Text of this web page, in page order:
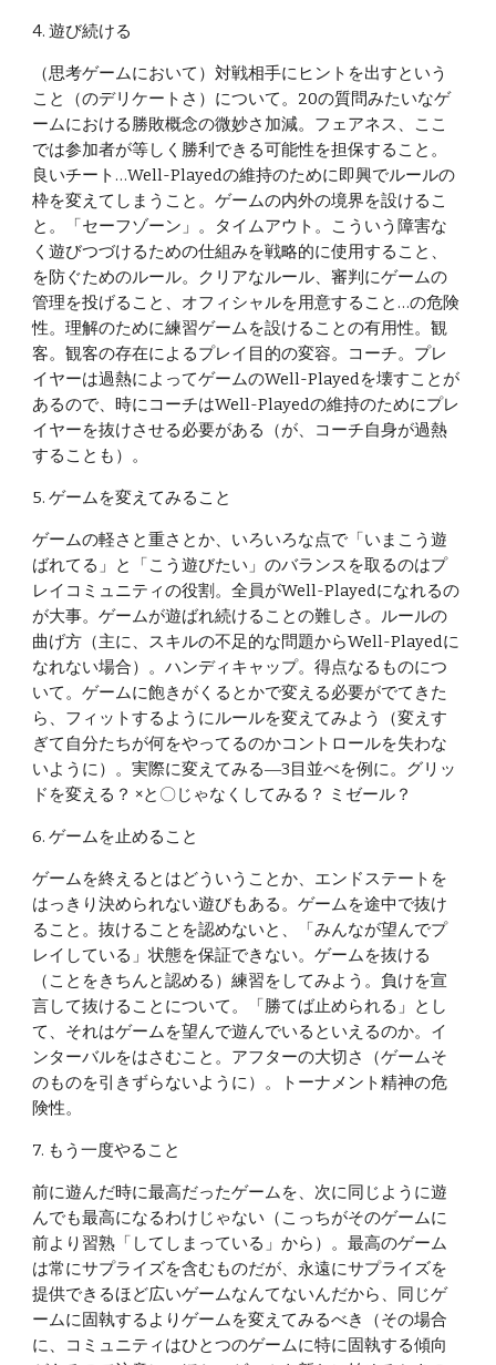
4. 遊び続ける
（思考ゲームにおいて）対戦相手にヒントを出すという
こと（のデリケートさ）について。20の質問みたいなゲ
ームにおける勝敗概念の微妙さ加減。フェアネス、ここ
では参加者が等しく勝利できる可能性を担保すること。
良いチート…Well-Playedの維持のために即興でルールの
枠を変えてしまうこと。ゲームの内外の境界を設けるこ
と。「セーフゾーン」。タイムアウト。こういう障害な
く遊びつづけるための仕組みを戦略的に使用すること、
を防ぐためのルール。クリアなルール、審判にゲームの
管理を投げること、オフィシャルを用意すること…の危険
性。理解のために練習ゲームを設けることの有用性。観
客。観客の存在によるプレイ目的の変容。コーチ。プレ
イヤーは過熱によってゲームのWell-Playedを壊すことが
あるので、時にコーチはWell-Playedの維持のためにプレ
イヤーを抜けさせる必要がある（が、コーチ自身が過熱
することも）。
5. ゲームを変えてみること
ゲームの軽さと重さとか、いろいろな点で「いまこう遊
ばれてる」と「こう遊びたい」のバランスを取るのはプ
レイコミュニティの役割。全員がWell-Playedになれるの
が大事。ゲームが遊ばれ続けることの難しさ。ルールの
曲げ方（主に、スキルの不足的な問題からWell-Playedに
なれない場合）。ハンディキャップ。得点なるものにつ
いて。ゲームに飽きがくるとかで変える必要がでてきた
ら、フィットするようにルールを変えてみよう（変えす
ぎて自分たちが何をやってるのかコントロールを失わな
いように）。実際に変えてみる―3目並べを例に。グリッ
ドを変える？ ×と〇じゃなくしてみる？ ミゼール？
6. ゲームを止めること
ゲームを終えるとはどういうことか、エンドステートを
はっきり決められない遊びもある。ゲームを途中で抜け
ること。抜けることを認めないと、「みんなが望んでプ
レイしている」状態を保証できない。ゲームを抜ける
（ことをきちんと認める）練習をしてみよう。負けを宣
言して抜けることについて。「勝てば止められる」とし
て、それはゲームを望んで遊んでいるといえるのか。イ
ンターバルをはさむこと。アフターの大切さ（ゲームそ
のものを引きずらないように）。トーナメント精神の危
険性。
7. もう一度やること
前に遊んだ時に最高だったゲームを、次に同じように遊
んでも最高になるわけじゃない（こっちがそのゲームに
前より習熟「してしまっている」から）。最高のゲーム
は常にサプライズを含むものだが、永遠にサプライズを
提供できるほど広いゲームなんてないんだから、同じゲ
ームに固執するよりゲームを変えてみるべき（その場合
に、コミュニティはひとつのゲームに特に固執する傾向